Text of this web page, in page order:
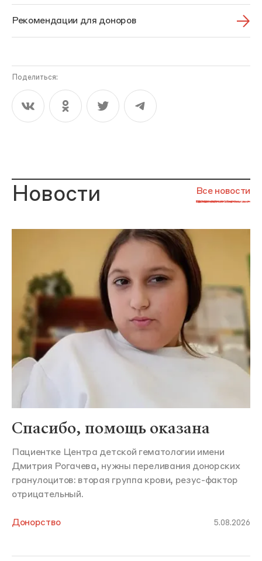
Рекомендации для доноров
Поделиться:
Новости Все новости
Спасибо, помощь оказана
Пациентке Центра детской гематологии имени
Дмитрия Рогачева, нужны переливания донорских
гранулоцитов: вторая группа крови, резус-фактор
отрицательный.
Донорство 5.08.2026